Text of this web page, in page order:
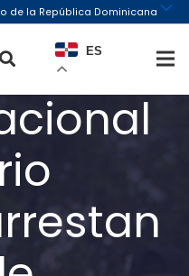
ES